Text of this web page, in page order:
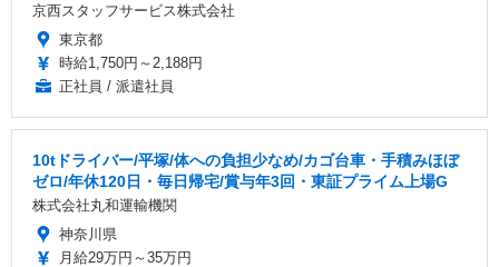
京西スタッフサービス株式会社
東京都
時給1,750円～2,188円
正社員 / 派遣社員
10tドライバー/平塚/体への負担少なめ/カゴ台車・手積みほぼ
ゼロ/年休120日・毎日帰宅/賞与年3回・東証プライム上場G
株式会社丸和運輸機関
神奈川県
月給29万円～35万円